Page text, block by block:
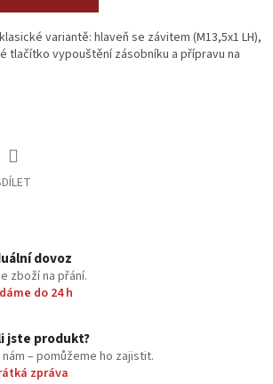
variantě: hlaveň se závitem (M13,5x1 LH),
tlačítko vypouštění zásobníku a přípravu na
dovoz
zboží na přání.
do 24 h
jste produkt?
– pomůžeme ho zajistit.
zpráva